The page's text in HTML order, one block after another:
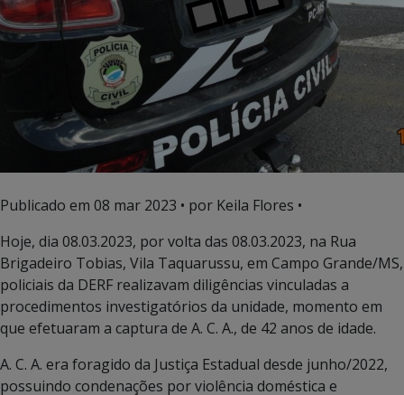
Publicado em 08 mar 2023 • por Keila Flores •
Hoje, dia 08.03.2023, por volta das 08.03.2023, na Rua
Brigadeiro Tobias, Vila Taquarussu, em Campo Grande/MS,
policiais da DERF realizavam diligências vinculadas a
procedimentos investigatórios da unidade, momento em
que efetuaram a captura de A. C. A., de 42 anos de idade.
A. C. A. era foragido da Justiça Estadual desde junho/2022,
possuindo condenações por violência doméstica e